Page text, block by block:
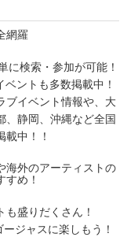
網羅
に検索・参加が可能！
ントも多数掲載中！
ブイベント情報や、大
、静岡、沖縄など全国
中！！
海外のアーティストの
め！
盛りだくさん！
ジャスに楽しもう！